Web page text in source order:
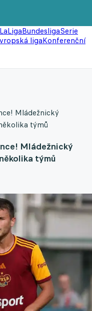
LaLigaBundesligaSerie
ligaKonferenční
Mládežnický
týmů
Mládežnický
týmů